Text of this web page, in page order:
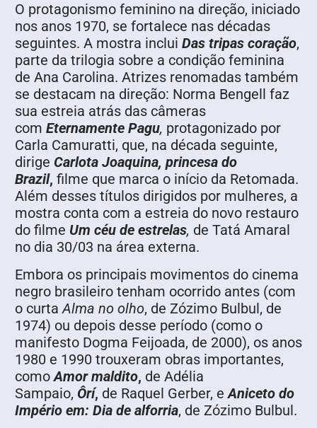
O protagonismo feminino na direção, iniciado
nos anos 1970, se fortalece nas décadas
seguintes. A mostra inclui Das tripas coração,
parte da trilogia sobre a condição feminina
de Ana Carolina. Atrizes renomadas também
se destacam na direção: Norma Bengell faz
sua estreia atrás das câmeras
com Eternamente Pagu, protagonizado por
Carla Camuratti, que, na década seguinte,
dirige Carlota Joaquina, princesa do
Brazil, filme que marca o início da Retomada.
Além desses títulos dirigidos por mulheres, a
mostra conta com a estreia do novo restauro
do filme Um céu de estrelas, de Tatá Amaral
no dia 30/03 na área externa.
Embora os principais movimentos do cinema
negro brasileiro tenham ocorrido antes (com
o curta Alma no olho, de Zózimo Bulbul, de
1974) ou depois desse período (como o
manifesto Dogma Feijoada, de 2000), os anos
1980 e 1990 trouxeram obras importantes,
comoAmor maldito, de Adélia
Sampaio, Ôrí, de Raquel Gerber, eAniceto do
Império em: Dia de alforria, de Zózimo Bulbul.